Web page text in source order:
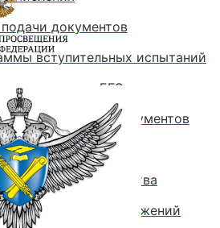
документов
вступительных испытаний
сведения о ЕГЭ
необходимых документов
права и преимущества
достижений